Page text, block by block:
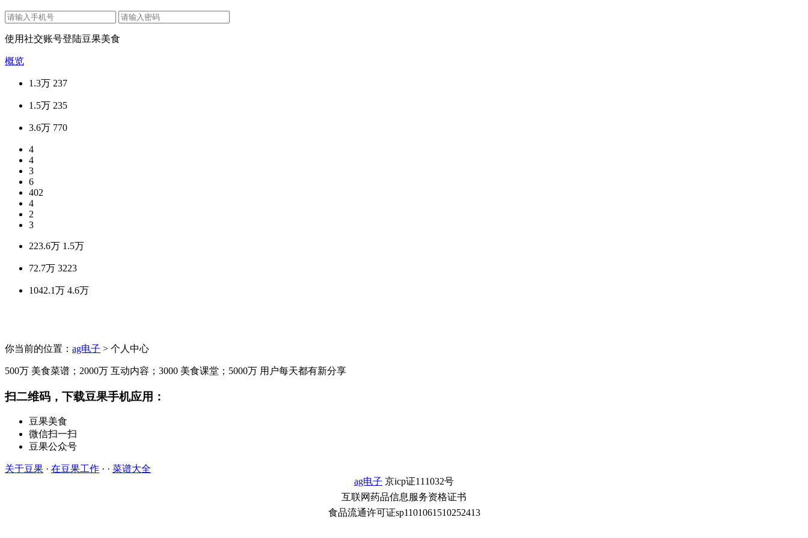
使用社交账号登陆豆果美食
概览
1.3万 237
1.5万 235
3.6万 770
4
4
3
6
402
4
2
3
223.6万 1.5万
72.7万 3223
1042.1万 4.6万
你当前的位置： ag电子 > 个人中心
500万 美食菜谱； 2000万 互动内容； 3000 美食课堂； 5000万 用户每天都有新分享
扫二维码，下载豆果手机应用：
豆果美食
微信扫一扫
豆果公众号
关于豆果 · 在豆果工作 · · 菜谱大全
ag电子 京icp证111032号
互联网药品信息服务资格证书
食品流通许可证sp1101061510252413